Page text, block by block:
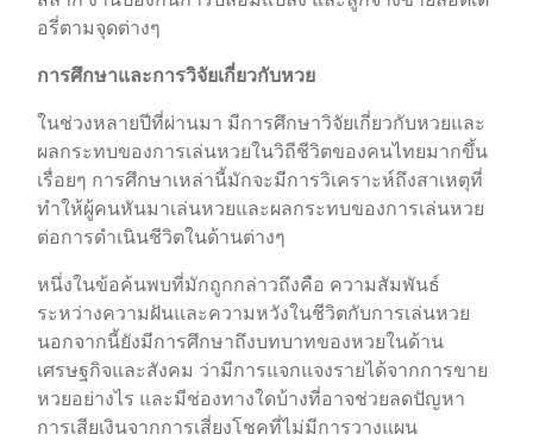
อรี่ตามจุดต่างๆ
การศึกษาและการวิจัยเกี่ยวกับหวย
ในช่วงหลายปีที่ผ่านมา มีการศึกษาวิจัยเกี่ยวกับหวยและ
ผลกระทบของการเล่นหวยในวิถีชีวิตของคนไทยมากขึ้น
เรื่อยๆ การศึกษาเหล่านี้มักจะมีการวิเคราะห์ถึงสาเหตุที่
ทำให้ผู้คนหันมาเล่นหวยและผลกระทบของการเล่นหวย
ต่อการดำเนินชีวิตในด้านต่างๆ
หนึ่งในข้อค้นพบที่มักถูกกล่าวถึงคือ ความสัมพันธ์
ระหว่างความฝันและความหวังในชีวิตกับการเล่นหวย
นอกจากนี้ยังมีการศึกษาถึงบทบาทของหวยในด้าน
เศรษฐกิจและสังคม ว่ามีการแจกแจงรายได้จากการขาย
หวยอย่างไร และมีช่องทางใดบ้างที่อาจช่วยลดปัญหา
การเสียเงินจากการเสี่ยงโชคที่ไม่มีการวางแผน